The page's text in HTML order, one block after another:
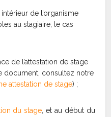
de l’organisme
au stagiaire, le cas
de l’attestation de stage
document, consultez notre
attestation de stage) ;
du stage, et au début du